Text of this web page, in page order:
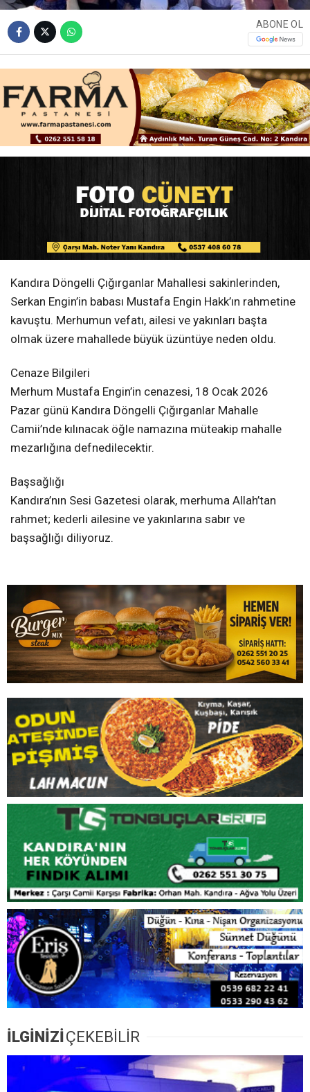
ABONE OL
Kandıra Döngelli Çığırganlar Mahallesi sakinlerinden,
Serkan Engin’in babası Mustafa Engin Hakk’ın rahmetine
kavuştu. Merhumun vefatı, ailesi ve yakınları başta
olmak üzere mahallede büyük üzüntüye neden oldu.
Cenaze Bilgileri
Merhum Mustafa Engin’in cenazesi, 18 Ocak 2026
Pazar günü Kandıra Döngelli Çığırganlar Mahalle
Camii’nde kılınacak öğle namazına müteakip mahalle
mezarlığına defnedilecektir.
Başsağlığı
Kandıra’nın Sesi Gazetesi olarak, merhuma Allah’tan
rahmet; kederli ailesine ve yakınlarına sabır ve
başsağlığı diliyoruz.
İLGİNİZİÇEKEBİLİR